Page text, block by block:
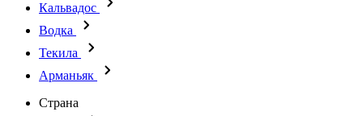
Кальвадос
Водка
Текила
Арманьяк
Страна